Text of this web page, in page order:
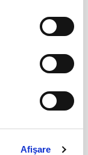
Afişare
12
aug
23